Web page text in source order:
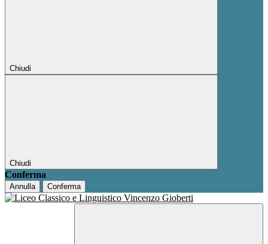
Chiudi
Chiudi
Conferma
Annulla Conferma